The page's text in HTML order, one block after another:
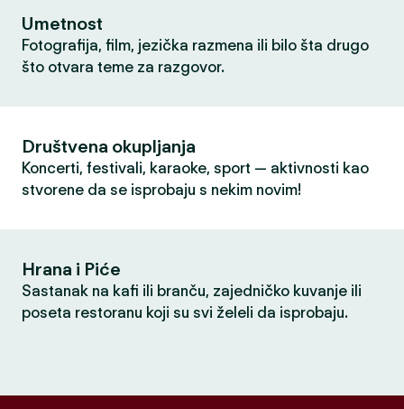
Umetnost
Fotografija, film, jezička razmena ili bilo šta drugo
što otvara teme za razgovor.
Društvena okupljanja
Koncerti, festivali, karaoke, sport — aktivnosti kao
stvorene da se isprobaju s nekim novim!
Hrana i Piće
Sastanak na kafi ili branču, zajedničko kuvanje ili
poseta restoranu koji su svi želeli da isprobaju.